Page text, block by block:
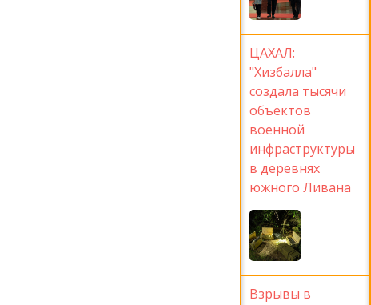
ЦАХАЛ:
"Хизбалла"
создала тысячи
объектов
военной
инфраструктуры
в деревнях
южного Ливана
Взрывы в